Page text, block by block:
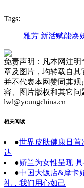
Tags:
雅芳 新活赋能焕
免责声明：凡本网注
章及图片，均转载自其
并不代表本网赞同其观
容、图片版权和其它问
lwl@youngchina.cn
相关阅读
●世界皮肤健康日首
达
●娇兰为女性呈现
●中国大饭店&摩卡
礼，我们用心如己